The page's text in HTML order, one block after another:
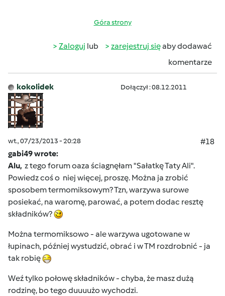
Góra strony
Zaloguj lub zarejestruj sięaby dodawać
komentarze
kokolidek Dołączył : 08.12.2011
wt., 07/23/2013 - 20:28
#18
gabi49 wrote:
Alu, z tego forum oaza ściagnęłam "Sałatkę Taty Ali".
Powiedz coś o niej więcej, proszę. Można ja zrobić
sposobem termomiksowym? Tzn, warzywa surowe
posiekać, na waromę, parować, a potem dodac resztę
składników?
Można termomiksowo - ale warzywa ugotowane w
łupinach, później wystudzić, obrać i w TM rozdrobnić - ja
tak robię
Weź tylko połowę składników - chyba, że masz dużą
rodzinę, bo tego duuuużo wychodzi.